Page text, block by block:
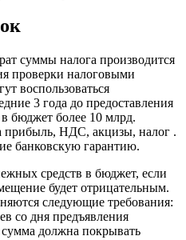
суммы налога производится
проверки налоговыми
воспользоваться
3 года до предоставления
бюджет более 10 млрд.
прибыль, НДС, акцизы, налог .
банковскую гарантию.
средств в бюджет, если
будет отрицательным.
следующие требования:
со дня предъявления
сумма должна покрывать